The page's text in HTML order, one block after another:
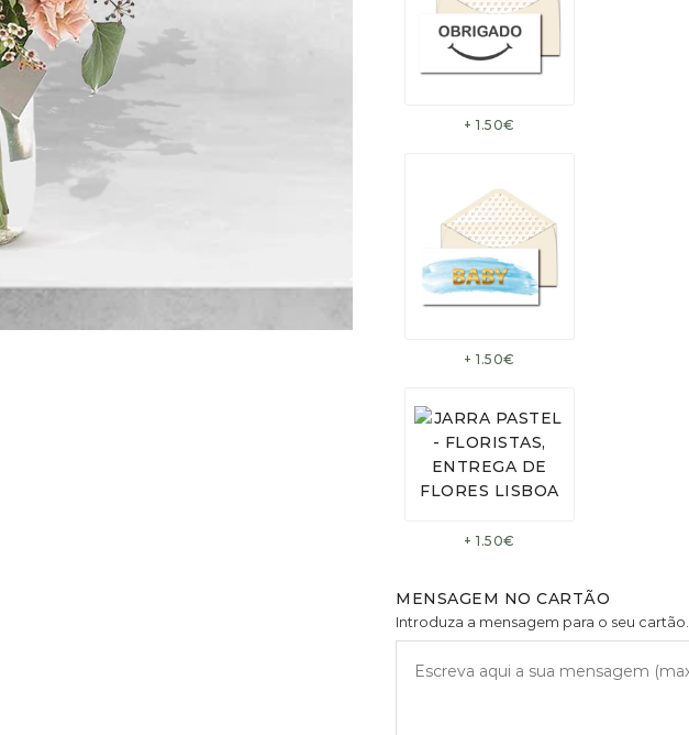
+ 1.50€
+ 1.50€
+ 1.50€
MENSAGEM NO CARTÃO
Introduza a mensagem para o seu cartão.